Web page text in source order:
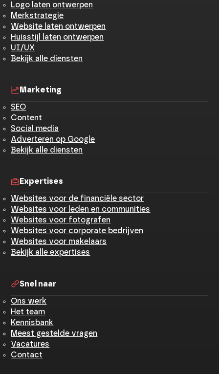
Logo laten ontwerpen
Merkstrategie
Website laten ontwerpen
Huisstijl laten ontwerpen
UI/UX
Bekijk alle diensten
Marketing
SEO
Content
Social media
Adverteren op Google
Bekijk alle diensten
Expertises
Websites voor de financiële sector
Websites voor leden en communities
Websites voor fotografen
Websites voor corporate bedrijven
Websites voor makelaars
Bekijk alle expertises
Snel naar
Ons werk
Het team
Kennisbank
Meest gestelde vragen
Vacatures
Contact